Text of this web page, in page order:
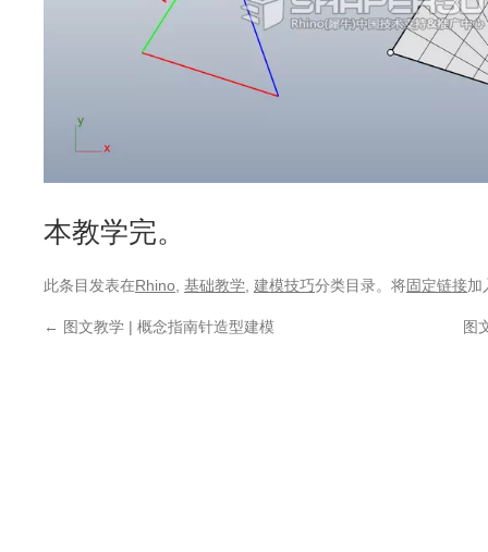
本教学完。
此条目发表在Rhino 基础教学 建模技巧分类目录。将固定链接加
← 图文教学 | 概念指南针造型建模 图